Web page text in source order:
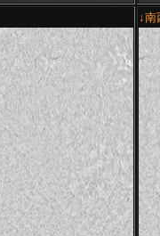
↓南